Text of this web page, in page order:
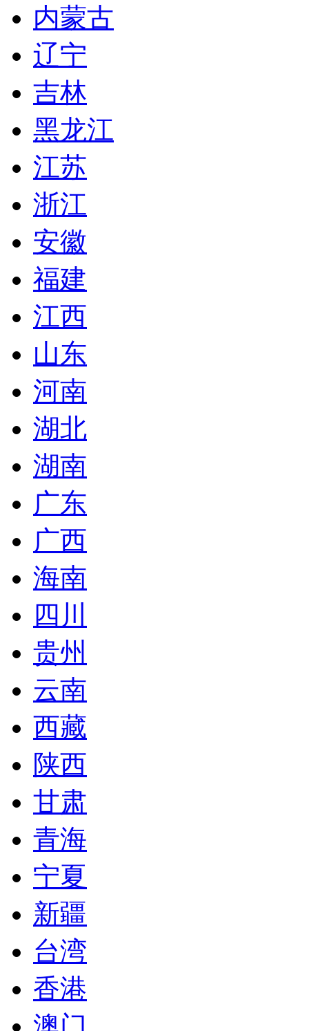
内蒙古
辽宁
吉林
黑龙江
江苏
浙江
安徽
福建
江西
山东
河南
湖北
湖南
广东
广西
海南
四川
贵州
云南
西藏
陕西
甘肃
青海
宁夏
新疆
台湾
香港